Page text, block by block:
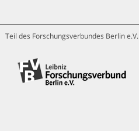
Teil des Forschungsverbundes Berlin e.V.